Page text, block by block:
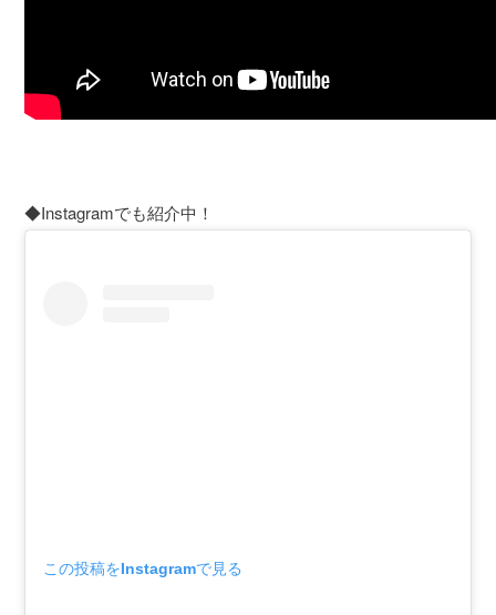
◆Instagramでも紹介中！
この投稿をInstagramで見る